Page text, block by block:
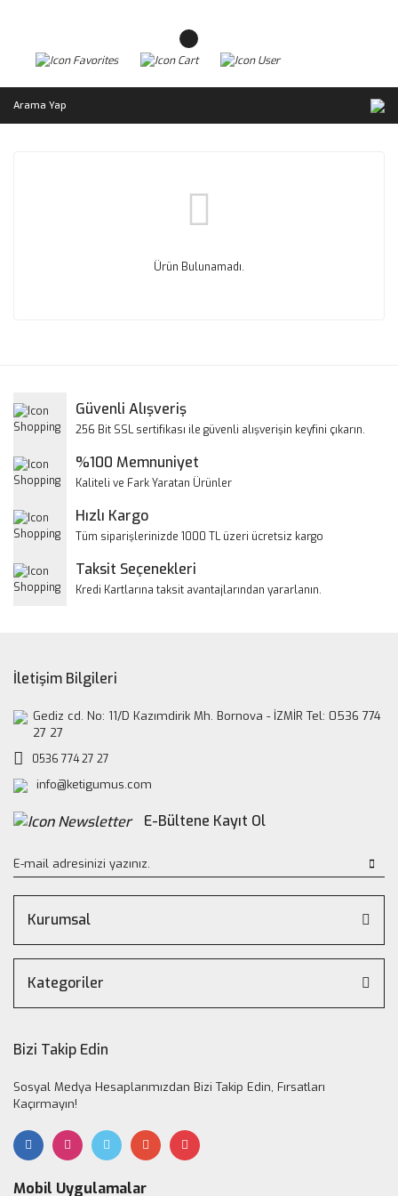
Arama Yap
Ürün Bulunamadı.
Güvenli Alışveriş
256 Bit SSL sertifikası ile güvenli alışverişin keyfini çıkarın.
%100 Memnuniyet
Kaliteli ve Fark Yaratan Ürünler
Hızlı Kargo
Tüm siparişlerinizde 1000 TL üzeri ücretsiz kargo
Taksit Seçenekleri
Kredi Kartlarına taksit avantajlarından yararlanın.
İletişim Bilgileri
Gediz cd. No: 11/D Kazımdirik Mh. Bornova - İZMİR Tel: 0536 774
27 27
0536 774 27 27
info@ketigumus.com
E-Bültene Kayıt Ol
Kurumsal
Kategoriler
Bizi Takip Edin
Sosyal Medya Hesaplarımızdan Bizi Takip Edin, Fırsatları
Kaçırmayın!
Mobil Uygulamalar